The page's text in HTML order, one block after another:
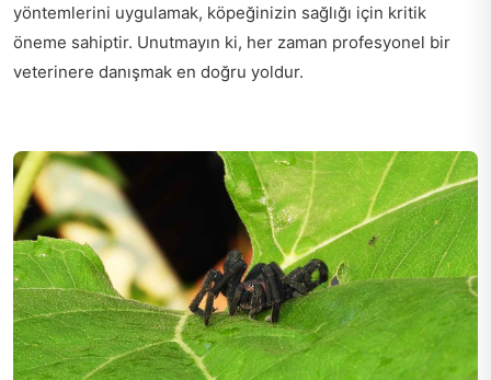
yöntemlerini uygulamak, köpeğinizin sağlığı için kritik
öneme sahiptir. Unutmayın ki, her zaman profesyonel bir
veterinere danışmak en doğru yoldur.